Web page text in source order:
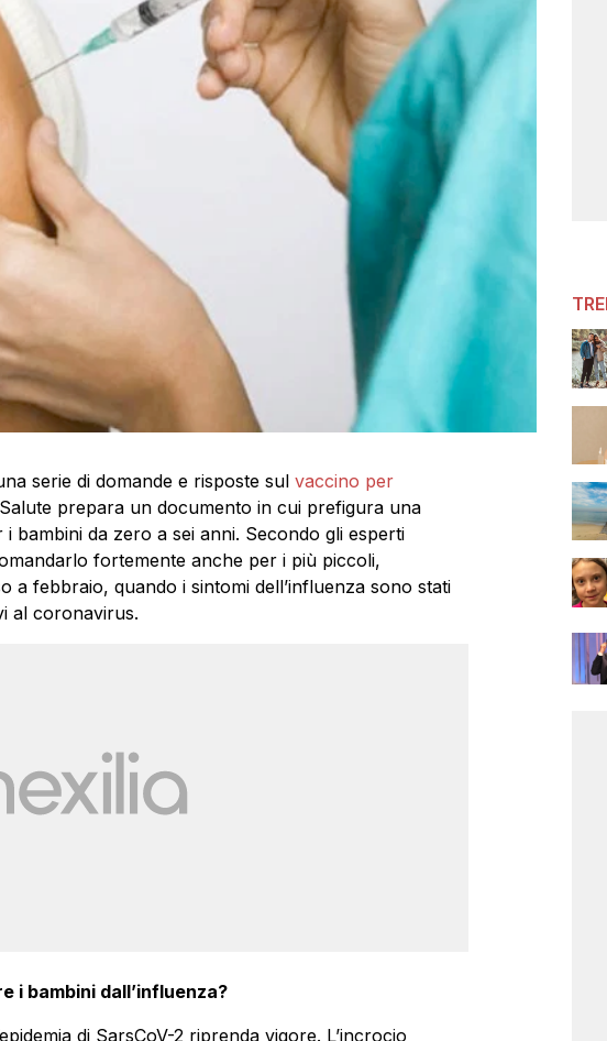
serie di domande e risposte sul vaccino per
prepara un documento in cui prefigura una
bambini da zero a sei anni. Secondo gli esperti
fortemente anche per i più piccoli,
a febbraio, quando i sintomi dell’influenza sono stati
al coronavirus.
i bambini dall’influenza?
di SarsCoV-2 riprenda vigore. L’incrocio